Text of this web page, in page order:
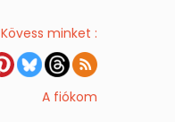
Kövess minket :
A fiókom